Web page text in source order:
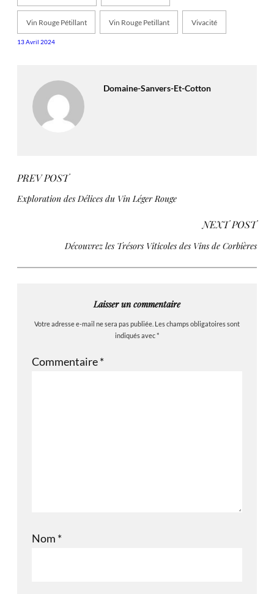
Vin Rouge Pétillant Vin Rouge Petillant Vivacité
13 Avril 2024
Domaine-Sanvers-Et-Cotton
PREV POST
Exploration des Délices du Vin Léger Rouge
NEXT POST
Découvrez les Trésors Viticoles des Vins de Corbières
Laisser un commentaire
Votre adresse e-mail ne sera pas publiée. Les champs obligatoires sont
indiqués avec*
Commentaire*
Nom *